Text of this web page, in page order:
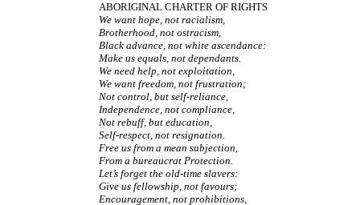
ABORIGINAL CHARTER OF RIGHTS
We want hope, not racialism,
Brotherhood, not ostracism,
Black advance, not white ascendance:
Make us equals, not dependants.
We need help, not exploitation,
We want freedom, not frustration;
Not control, but self-reliance,
Independence, not compliance,
Not rebuff, but education,
Self-respect, not resignation.
Free us from a mean subjection,
From a bureaucrat Protection.
Let’s forget the old-time slavers:
Give us fellowship, not favours;
Encouragement, not prohibitions,